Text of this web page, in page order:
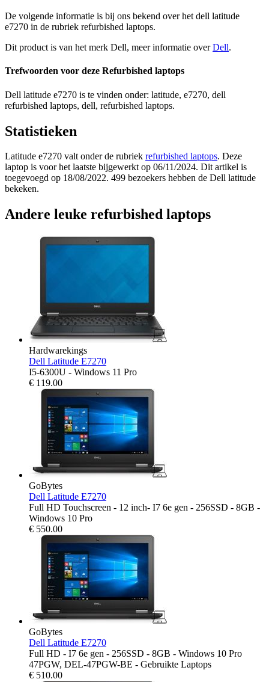
De volgende informatie is bij ons bekend over het dell latitude
e7270 in de rubriek refurbished laptops.
Dit product is van het merk Dell, meer informatie overDell.
Trefwoorden voor deze Refurbished laptops
Dell latitude e7270 is te vinden onder: latitude, e7270, dell
refurbished laptops, dell, refurbished laptops.
Statistieken
Latitude e7270 valt onder de rubriek refurbished laptops. Deze
laptop is voor het laatste bijgewerkt op 06/11/2024. Dit artikel is
toegevoegd op 18/08/2022. 499 bezoekers hebben de Dell latitude
bekeken.
Andere leuke refurbished laptops
Hardwarekings
Dell Latitude E7270
I5-6300U - Windows 11 Pro
€ 119.00
GoBytes
Dell Latitude E7270
Full HD Touchscreen - 12 inch- I7 6e gen - 256SSD - 8GB -
Windows 10 Pro
€ 550.00
GoBytes
Dell Latitude E7270
Full HD - I7 6e gen - 256SSD - 8GB - Windows 10 Pro
47PGW, DEL-47PGW-BE - Gebruikte Laptops
€ 510.00